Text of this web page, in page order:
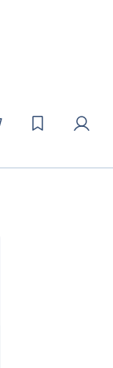
DU HAST 0